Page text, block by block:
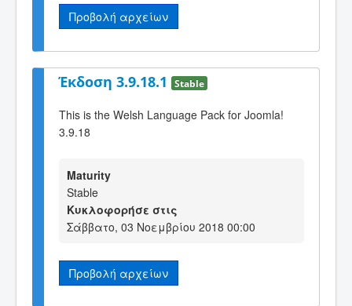
Προβολή αρχείων
Έκδοση 3.9.18.1 Stable
This is the Welsh Language Pack for Joomla!
3.9.18
Maturity
Stable
Κυκλοφορήσε στις
Σάββατο, 03 Νοεμβρίου 2018 00:00
Προβολή αρχείων